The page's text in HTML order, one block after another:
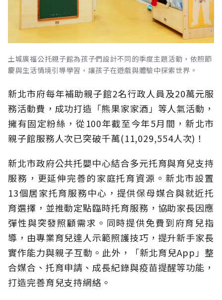
土城廣福公托親子館為孩子們設計不同的季度主題活動，依照節
慶與生活情境引導學習，讓孩子在遊戲與體驗中探索世界。
新北市府每年補助親子館2名行政人員及20萬元服
務活動費，成功打造「熊果家家酒」等人氣活動，
擁有固定粉絲，從100年截至今年5月間，新北市
親子館服務人次已突破千萬(11,029,554人次)！
新北市政府公共托嬰中心結合多元托育與育兒支持
服務，更延伸完善的家庭托育資源。新北市設置
13個居家托育服務中心，提供保母媒合與就近托
育選擇，並推動定點臨時托育服務，協助家長因應
彈性與突發照顧需求。同時提供免費到府育兒指
導，由專業育兒達人示範照護技巧，提升新手家長
實作能力與親子互動。此外，「新北育兒App」整
合媒合、托育申請、成長紀錄與疫苗提醒等功能，
打造完善育兒支持網絡。